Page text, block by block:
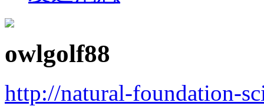
owlgolf88
http://natural-foundation-